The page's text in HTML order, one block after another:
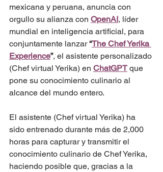
mexicana y peruana, anuncia con
orgullo su alianza con OpenAI, líder
mundial en inteligencia artificial, para
conjuntamente lanzar “The Chef Yerika
Experience”, el asistente personalizado
(Chef virtual Yerika) en ChatGPT que
pone su conocimiento culinario al
alcance del mundo entero.
El asistente (Chef virtual Yerika) ha
sido entrenado durante más de 2,000
horas para capturar y transmitir el
conocimiento culinario de Chef Yerika,
haciendo posible que, gracias a la